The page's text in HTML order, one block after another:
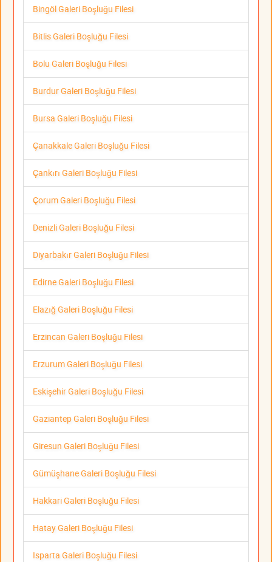
Bingöl Galeri Boşluğu Filesi
Bitlis Galeri Boşluğu Filesi
Bolu Galeri Boşluğu Filesi
Burdur Galeri Boşluğu Filesi
Bursa Galeri Boşluğu Filesi
Çanakkale Galeri Boşluğu Filesi
Çankırı Galeri Boşluğu Filesi
Çorum Galeri Boşluğu Filesi
Denizli Galeri Boşluğu Filesi
Diyarbakır Galeri Boşluğu Filesi
Edirne Galeri Boşluğu Filesi
Elazığ Galeri Boşluğu Filesi
Erzincan Galeri Boşluğu Filesi
Erzurum Galeri Boşluğu Filesi
Eskişehir Galeri Boşluğu Filesi
Gaziantep Galeri Boşluğu Filesi
Giresun Galeri Boşluğu Filesi
Gümüşhane Galeri Boşluğu Filesi
Hakkari Galeri Boşluğu Filesi
Hatay Galeri Boşluğu Filesi
Isparta Galeri Boşluğu Filesi